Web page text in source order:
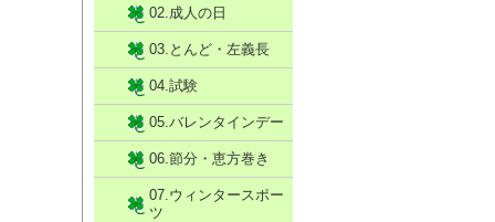
02.成人の日
03.とんど・左義長
04.試験
05.バレンタインデー
06.節分・恵方巻き
07.ウィンタースポー
ツ